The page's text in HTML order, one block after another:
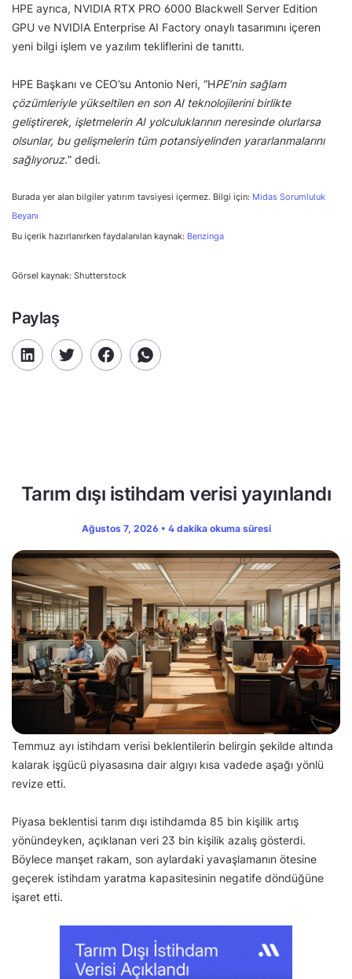
HPE ayrıca, NVIDIA RTX PRO 6000 Blackwell Server Edition
GPU ve NVIDIA Enterprise AI Factory onaylı tasarımını içeren
yeni bilgi işlem ve yazılım tekliflerini de tanıttı.
HPE Başkanı ve CEO’su Antonio Neri, “HPE’nin sağlam
çözümleriyle yükseltilen en son AI teknolojilerini birlikte
geliştirerek, işletmelerin AI yolculuklarının neresinde olurlarsa
olsunlar, bu gelişmelerin tüm potansiyelinden yararlanmalarını
sağlıyoruz.” dedi.
Burada yer alan bilgiler yatırım tavsiyesi içermez. Bilgi için: Midas Sorumluluk
Beyanı
Bu içerik hazırlanırken faydalanılan kaynak: Benzinga
Görsel kaynak: Shutterstock
Paylaş
Tarım dışı istihdam verisi yayınlandı
Ağustos 7, 2026 • 4 dakika okuma süresi
Temmuz ayı istihdam verisi beklentilerin belirgin şekilde altında
kalarak işgücü piyasasına dair algıyı kısa vadede aşağı yönlü
revize etti.
Piyasa beklentisi tarım dışı istihdamda 85 bin kişilik artış
yönündeyken, açıklanan veri 23 bin kişilik azalış gösterdi.
Böylece manşet rakam, son aylardaki yavaşlamanın ötesine
geçerek istihdam yaratma kapasitesinin negatife döndüğüne
işaret etti.